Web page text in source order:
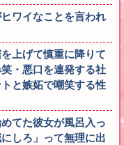
ワイなことを言われ
上げて慎重に降りて
・悪口を連発する社
と嫉妬で嘲笑する性
てた彼女が風呂入っ
しろ」って無理に出